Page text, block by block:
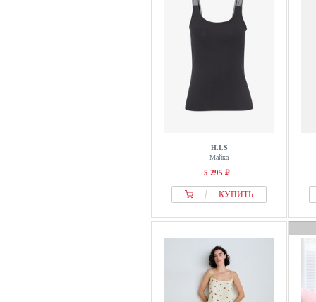
H.I.S
Майка
5 295 ₽
КУПИТЬ